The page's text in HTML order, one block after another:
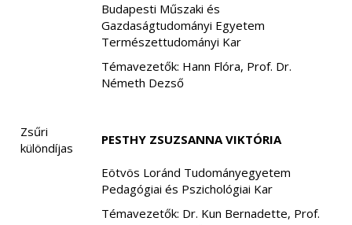
Budapesti Műszaki és
Gazdaságtudományi Egyetem
Természettudományi Kar
Témavezetők: Hann Flóra, Prof. Dr.
Németh Dezső
Zsűri
különdíjas
PESTHY ZSUZSANNA VIKTÓRIA
Eötvös Loránd Tudományegyetem
Pedagógiai és Pszichológiai Kar
Témavezetők: Dr. Kun Bernadette, Prof.